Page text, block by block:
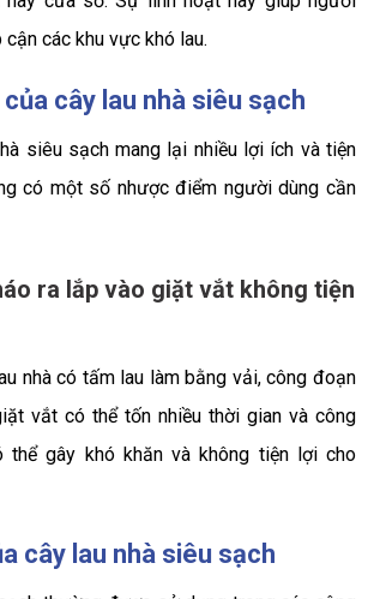
các khu vực khó lau.
cây lau nhà siêu sạch
siêu sạch mang lại nhiều lợi ích và tiện
có một số nhược điểm người dùng cần
ra lắp vào giặt vắt không tiện
nhà có tấm lau làm bằng vải, công đoạn
vắt có thể tốn nhiều thời gian và công
thể gây khó khăn và không tiện lợi cho
cây lau nhà siêu sạch